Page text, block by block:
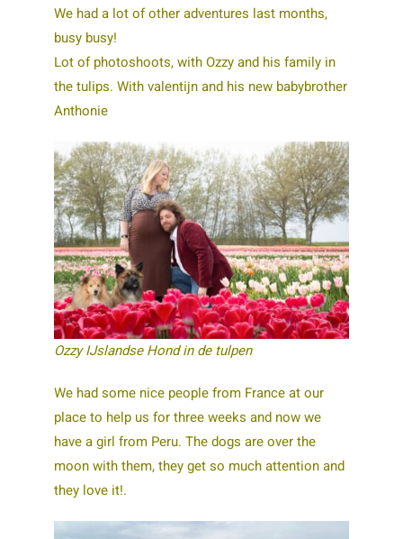
We had a lot of other adventures last months,
busy busy!
Lot of photoshoots, with Ozzy and his family in
the tulips. With valentijn and his new babybrother
Anthonie
Ozzy IJslandse Hond in de tulpen
We had some nice people from France at our
place to help us for three weeks and now we
have a girl from Peru. The dogs are over the
moon with them, they get so much attention and
they love it!.